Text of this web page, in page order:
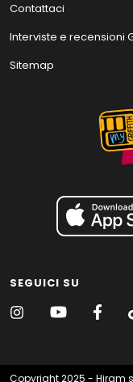
Contattaci
Interviste e recensioni
Sitemap
SEGUICI SU
Copyright 2025 - Hiram